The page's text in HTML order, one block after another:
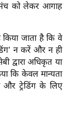
को लेकर आगाह
जाता है कि वे
न करें और न ही
द्वारा अधिकृत या
कि केवल मान्यता
और ट्रेडिंग के लिए